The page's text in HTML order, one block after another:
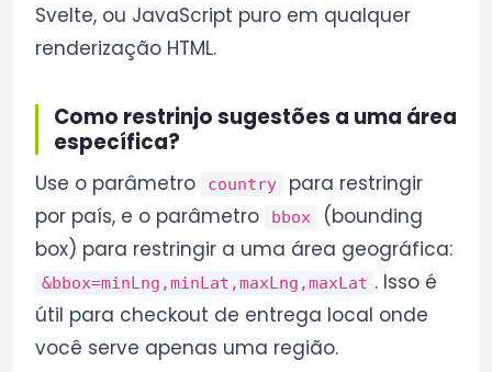
Svelte, ou JavaScript puro em qualquer
renderização HTML.
Como restrinjo sugestões a uma área
específica?
Use o parâmetro country
para restringir
por país, e o parâmetro
bbox
(bounding
box) para restringir a uma área geográfica:
&bbox=minLng,minLat,maxLng,maxLat . Isso é
útil para checkout de entrega local onde
você serve apenas uma região.